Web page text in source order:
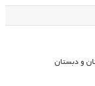
و دبستان